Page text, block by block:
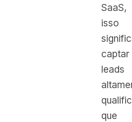
SaaS,
isso
captar
leads
que